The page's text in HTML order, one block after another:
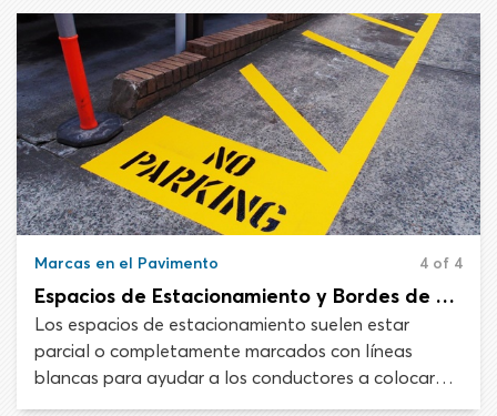
para describir restricciones, indicar el uso de un carril
o advertir sobre un peligro a los usuarios de
carretera.
Marcas en el Pavimento 4 of 4
Espacios de Estacionamiento y Bordes de Acera Pintados
Los espacios de estacionamiento suelen estar
parcial o completamente marcados con líneas
blancas para ayudar a los conductores a colocar
sus vehículos. Las marcas permiten que la cantidad